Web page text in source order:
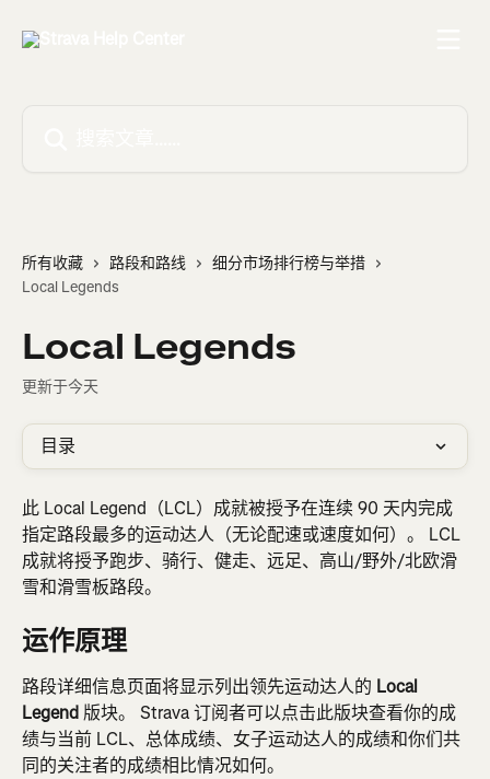
所有收藏 路段和路线
细分市场排行榜与举措
Local Legends
Local Legends
更新于今天
目录
此 Local Legend（LCL）成就被授予在连续 90 天内完成
指定路段最多的运动达人（无论配速或速度如何）。 LCL
成就将授予跑步、骑行、健走、远足、高山/野外/北欧滑
雪和滑雪板路段。
运作原理
路段详细信息页面将显示列出领先运动达人的 Local
Legend 版块。 Strava 订阅者可以点击此版块查看你的成
绩与当前 LCL、总体成绩、女子运动达人的成绩和你们共
同的关注者的成绩相比情况如何。